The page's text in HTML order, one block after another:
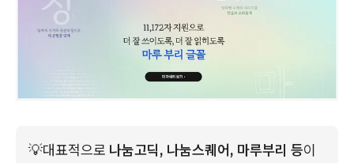
💡대표적으로 나눔고딕, 나눔스퀘어, 마루부리 등이